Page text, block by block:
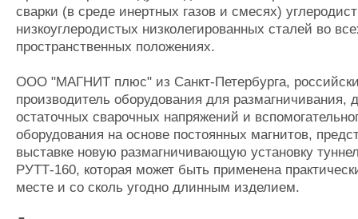
сварки (в среде инертных газов и смесях)
низкоуглеродистых низколегированных сталей во
пространственных положениях.
ООО "МАГНИТ плюс" из Санкт-Петербурга,
производитель оборудования для размагничивания,
остаточных сварочных напряжений и
оборудования на основе постоянных магнитов,
выставке новую размагничивающую установку
РУТТ-160, которая может быть применена
месте и со сколь угодно длинным изделием.